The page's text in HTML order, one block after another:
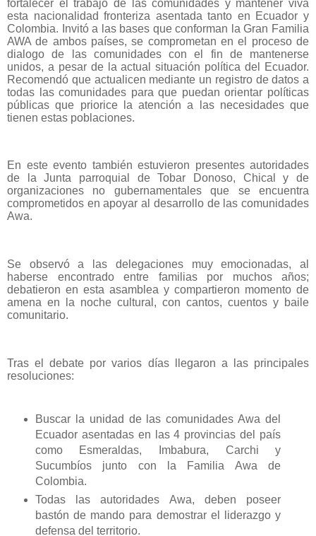
fortalecer el trabajo de las comunidades y mantener viva
esta nacionalidad fronteriza asentada tanto en Ecuador y
Colombia. Invitó a las bases que conforman la Gran Familia
AWA de ambos países, se comprometan en el proceso de
dialogo de las comunidades con el fin de mantenerse
unidos, a pesar de la actual situación política del Ecuador.
Recomendó que actualicen mediante un registro de datos a
todas las comunidades para que puedan orientar políticas
públicas que priorice la atención a las necesidades que
tienen estas poblaciones.
En este evento también estuvieron presentes autoridades
de la Junta parroquial de Tobar Donoso, Chical y de
organizaciones no gubernamentales que se encuentra
comprometidos en apoyar al desarrollo de las comunidades
Awa.
Se observó a las delegaciones muy emocionadas, al
haberse encontrado entre familias por muchos años;
debatieron en esta asamblea y compartieron momento de
amena en la noche cultural, con cantos, cuentos y baile
comunitario.
Tras el debate por varios días llegaron a las principales
resoluciones:
Buscar la unidad de las comunidades Awa del
Ecuador asentadas en las 4 provincias del país
como Esmeraldas, Imbabura, Carchi y
Sucumbíos junto con la Familia Awa de
Colombia.
Todas las autoridades Awa, deben poseer
bastón de mando para demostrar el liderazgo y
defensa del territorio.